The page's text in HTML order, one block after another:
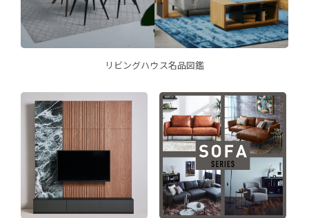
リビングハウス名品図鑑